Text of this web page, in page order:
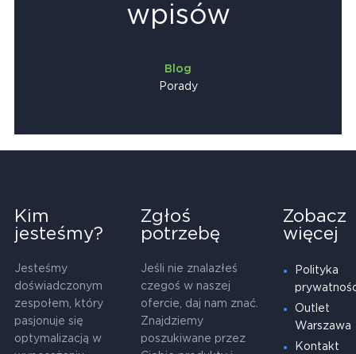
wpisów
Blog
Porady
Kim
jesteśmy?
Jesteśmy
doświadczonym
zespołem, który
pasjonuje się
optymalizacją w
Zgłoś
potrzebę
Jeśli nie znalazłeś
czegoś w naszej
ofercie, daj nam znać.
Znajdziemy
poszukiwane przez
Zobacz
więcej
Polityka
Outlet
Warszawa
Kontakt